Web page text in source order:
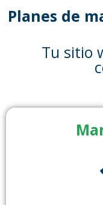
Planes de
Tu sitio